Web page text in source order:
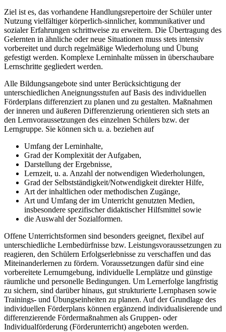
Ziel ist es, das vorhandene Handlungsrepertoire der Schüler unter
Nutzung vielfältiger körperlich-sinnlicher, kommunikativer und
sozialer Erfahrungen schrittweise zu erweitern. Die Übertragung des
Gelernten in ähnliche oder neue Situationen muss stets intensiv
vorbereitet und durch regelmäßige Wiederholung und Übung
gefestigt werden. Komplexe Lerninhalte müssen in überschaubare
Lernschritte gegliedert werden.
Alle Bildungsangebote sind unter Berücksichtigung der
unterschiedlichen Aneignungsstufen auf Basis des individuellen
Förderplans differenziert zu planen und zu gestalten. Maßnahmen
der inneren und äußeren Differenzierung orientieren sich stets an
den Lernvoraussetzungen des einzelnen Schülers bzw. der
Lerngruppe. Sie können sich u. a. beziehen auf
Umfang der Lerninhalte,
Grad der Komplexität der Aufgaben,
Darstellung der Ergebnisse,
Lernzeit, u. a. Anzahl der notwendigen Wiederholungen,
Grad der Selbstständigkeit/Notwendigkeit direkter Hilfe,
Art der inhaltlichen oder methodischen Zugänge,
Art und Umfang der im Unterricht genutzten Medien,
insbesondere spezifischer didaktischer Hilfsmittel sowie
die Auswahl der Sozialformen.
Offene Unterrichtsformen sind besonders geeignet, flexibel auf
unterschiedliche Lernbedürfnisse bzw. Leistungsvoraussetzungen zu
reagieren, den Schülern Erfolgserlebnisse zu verschaffen und das
Miteinanderlernen zu fördern. Voraussetzungen dafür sind eine
vorbereitete Lernumgebung, individuelle Lernplätze und günstige
räumliche und personelle Bedingungen. Um Lernerfolge langfristig
zu sichern, sind darüber hinaus, gut strukturierte Lernphasen sowie
Trainings- und Übungseinheiten zu planen. Auf der Grundlage des
individuellen Förderplans können ergänzend individualisierende und
differenzierende Fördermaßnahmen als Gruppen- oder
Individualförderung (Förderunterricht) angeboten werden.